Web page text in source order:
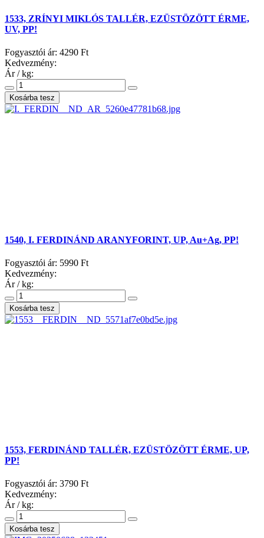
1533, ZRÍNYI MIKLÓS TALLÉR, EZÜSTÖZÖTT ÉRME,
UV, PP!
Fogyasztói ár: 4290 Ft
Kedvezmény:
Ár / kg:
1540, I. FERDINÁND ARANYFORINT, UP, Au+Ag, PP!
Fogyasztói ár: 5990 Ft
Kedvezmény:
Ár / kg:
1553, FERDINÁND TALLÉR, EZÜSTÖZÖTT ÉRME, UP,
PP!
Fogyasztói ár: 3790 Ft
Kedvezmény:
Ár / kg: